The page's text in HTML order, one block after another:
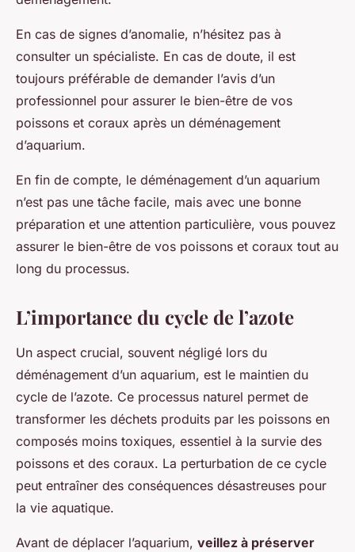
En cas de signes d’anomalie, n’hésitez pas à
consulter un spécialiste. En cas de doute, il est
toujours préférable de demander l’avis d’un
professionnel pour assurer le bien-être de vos
poissons et coraux après un déménagement
d’aquarium.
En fin de compte, le déménagement d’un aquarium
n’est pas une tâche facile, mais avec une bonne
préparation et une attention particulière, vous pouvez
assurer le bien-être de vos poissons et coraux tout au
long du processus.
L’importance du cycle de l’azote
Un aspect crucial, souvent négligé lors du
déménagement d’un aquarium, est le maintien du
cycle de l’azote. Ce processus naturel permet de
transformer les déchets produits par les poissons en
composés moins toxiques, essentiel à la survie des
poissons et des coraux. La perturbation de ce cycle
peut entraîner des conséquences désastreuses pour
la vie aquatique.
Avant de déplacer l’aquarium, veillez à préserver